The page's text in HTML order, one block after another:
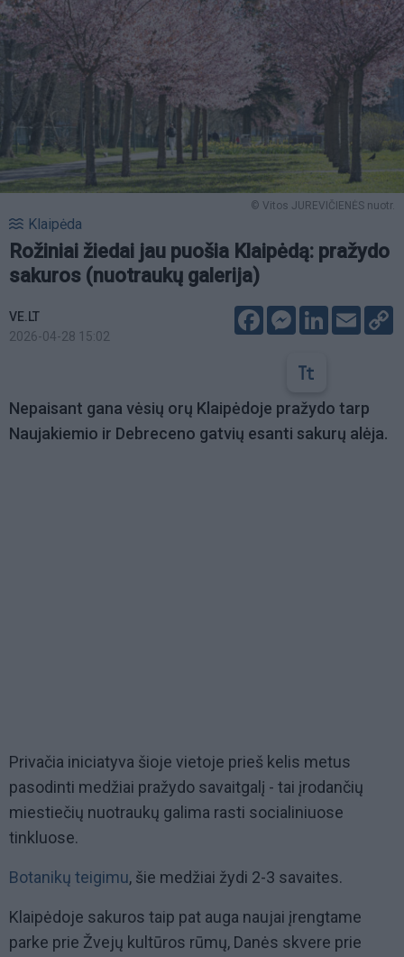
© Vitos JUREVIČIENĖS nuotr.
Klaipėda
Rožiniai žiedai jau puošia Klaipėdą: pražydo
sakuros (nuotraukų galerija)
VE.LT
2026-04-28 15:02
FacebookMessenger
LinkedIn
Email
Nepaisant gana vėsių orų Klaipėdoje pražydo tarp
Naujakiemio ir Debreceno gatvių esanti sakurų alėja.
Privačia iniciatyva šioje vietoje prieš kelis metus
pasodinti medžiai pražydo savaitgalį - tai įrodančių
miestiečių nuotraukų galima rasti socialiniuose
tinkluose.
Botanikų teigimu, šie medžiai žydi 2-3 savaites.
Klaipėdoje sakuros taip pat auga naujai įrengtame
parke prie Žvejų kultūros rūmų, Danės skvere prie